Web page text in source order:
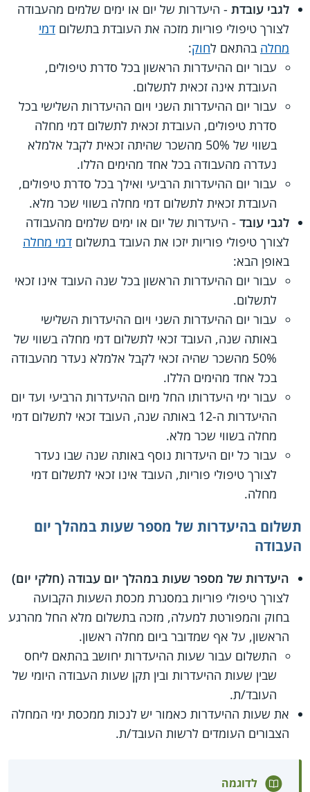
לגבי עובדת - היעדרות של יום או ימים שלמים מהעבודה
לצורך טיפולי פוריות מזכה את העובדת בתשלום דמי
מחלה בהתאם לחוק:
עבור יום ההיעדרות הראשון בכל סדרת טיפולים,
העובדת אינה זכאית לתשלום.
עבור יום ההיעדרות השני ויום ההיעדרות השלישי בכל
סדרת טיפולים, העובדת זכאית לתשלום דמי מחלה
בשווי של 50% מהשכר שהיתה זכאית לקבל אלמלא
נעדרה מהעבודה בכל אחד מהימים הללו.
עבור יום ההיעדרות הרביעי ואילך בכל סדרת טיפולים,
העובדת זכאית לתשלום דמי מחלה בשווי שכר מלא.
לגבי עובד - היעדרות של יום או ימים שלמים מהעבודה
לצורך טיפולי פוריות יזכו את העובד בתשלום דמי מחלה
באופן הבא:
עבור יום ההיעדרות הראשון בכל שנה העובד אינו זכאי
לתשלום.
עבור יום ההיעדרות השני ויום ההיעדרות השלישי
באותה שנה, העובד זכאי לתשלום דמי מחלה בשווי של
50% מהשכר שהיה זכאי לקבל אלמלא נעדר מהעבודה
בכל אחד מהימים הללו.
עבור ימי היעדרותו החל מיום ההיעדרות הרביעי ועד יום
ההיעדרות ה-12 באותה שנה, העובד זכאי לתשלום דמי
מחלה בשווי שכר מלא.
עבור כל יום היעדרות נוסף באותה שנה שבו נעדר
לצורך טיפולי פוריות, העובד אינו זכאי לתשלום דמי
מחלה.
תשלום בהיעדרות של מספר שעות במהלך יום
העבודה
היעדרות של מספר שעות במהלך יום עבודה (חלקי יום)
לצורך טיפולי פוריות במסגרת מכסת השעות הקבועה
בחוק והמפורטת למעלה, מזכה בתשלום מלא החל מהרגע
הראשון, על אף שמדובר ביום מחלה ראשון.
התשלום עבור שעות ההיעדרות יחושב בהתאם ליחס
שבין שעות ההיעדרות ובין תקן שעות העבודה היומי של
העובד/ת.
את שעות ההיעדרות כאמור יש לנכות ממכסת ימי המחלה
הצבורים העומדים לרשות העובד/ת.
לדוגמה